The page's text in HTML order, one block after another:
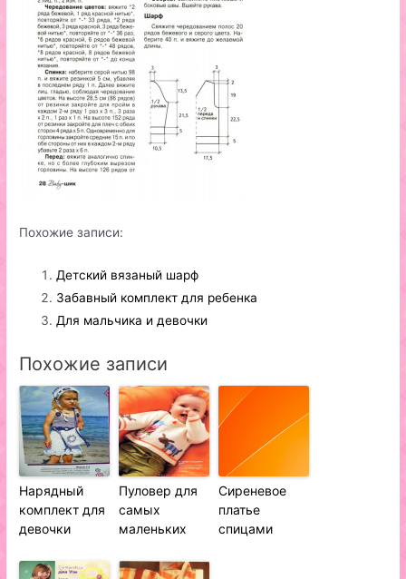
Похожие записи:
Детский вязаный шарф
Забавный комплект для ребенка
Для мальчика и девочки
Похожие записи
Нарядный
комплект для
девочки
Пуловер для
самых
маленьких
Сиреневое
платье
спицами